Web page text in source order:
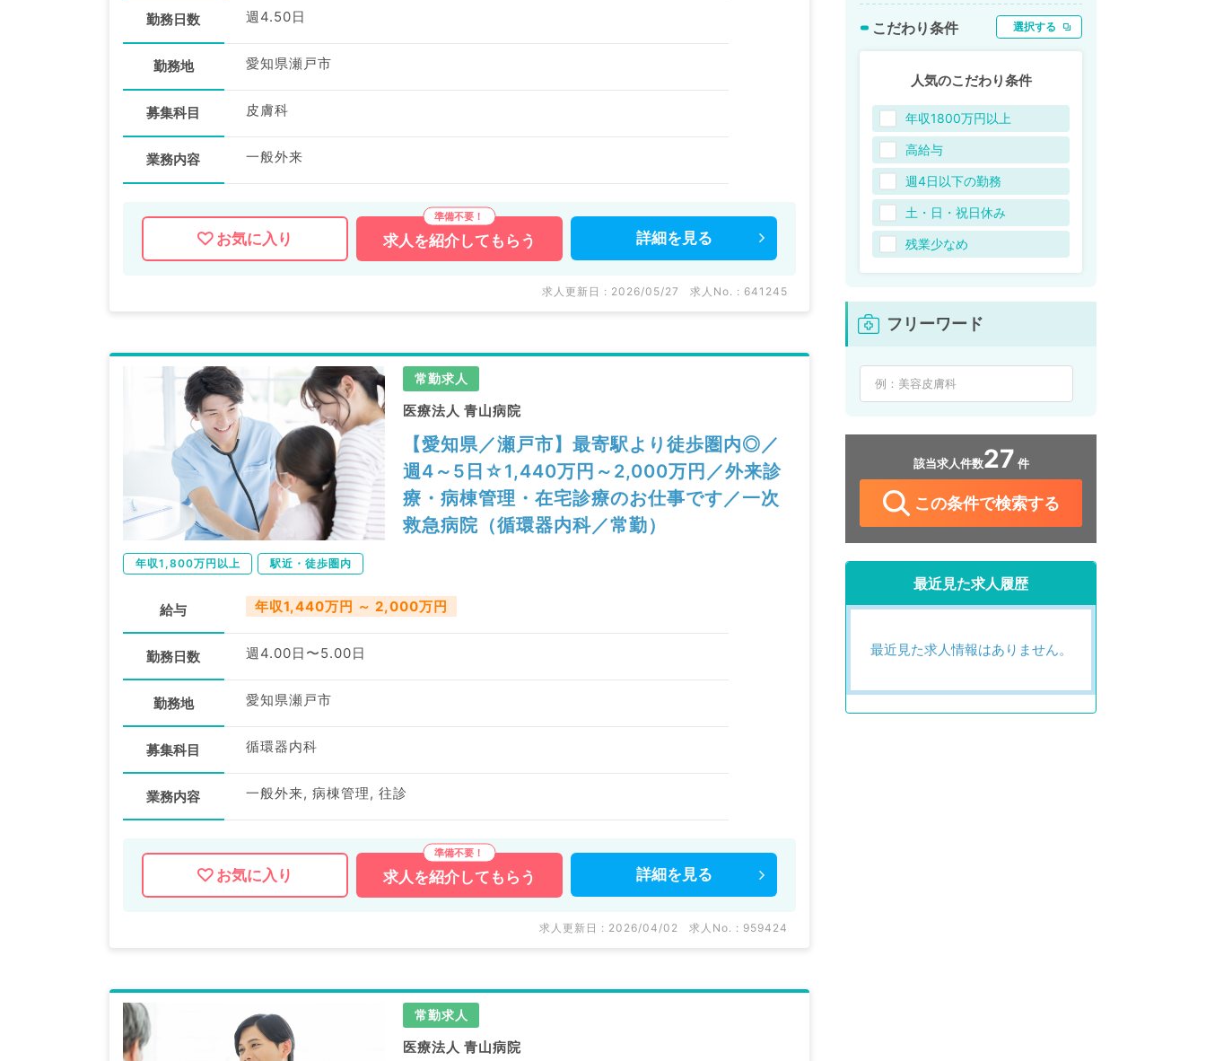
勤務日数 週4.50日
勤務地 愛知県瀬戸市
募集科目 皮膚科
業務内容 一般外来
お気に入り 求人を紹介してもらう 詳細を 見る
求人更新日 : 2026/05/27 求人No. : 641245
常勤求人
医療法人 青山病院
【愛知県／瀬戸市】最寄駅より徒歩圏内◎／
週4～5日☆1,440万円～2,000万円／外来診
療・病棟管理・在宅診療のお仕事です／一次
救急病院（循環器内科／常勤）
年収1,800万円以上 駅近・徒歩圏内
給与 年収1,440万円 ～ 2,000万円
勤務日数 週4.00日〜5.00日
勤務地 愛知県瀬戸市
募集科目 循環器内科
業務内容 一般外来, 病棟管理, 往診
お気に入り 求人を紹介してもらう 詳細を 見る
求人更新日 : 2026/04/02 求人No. : 959424
常勤求人
医療法人 青山病院
こだわり条件 選択する
人気のこだわり条件
年収1800万円以上
高給与
週4日以下の勤務
土・日・祝日休み
残業少なめ
フリーワード
該当求人件数27 件
この条件で検索する
最近見た求人履歴
最近見た求人情報はありません。